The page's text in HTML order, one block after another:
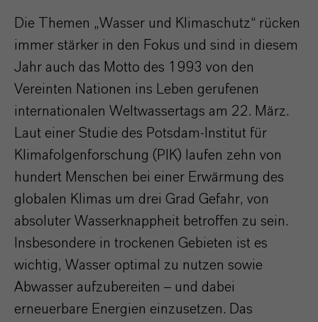
Die Themen „Wasser und Klimaschutz“ rücken
immer stärker in den Fokus und sind in diesem
Jahr auch das Motto des 1993 von den
Vereinten Nationen ins Leben gerufenen
internationalen Weltwassertags am 22. März.
Laut einer Studie des Potsdam-Institut für
Klimafolgenforschung (PIK) laufen zehn von
hundert Menschen bei einer Erwärmung des
globalen Klimas um drei Grad Gefahr, von
absoluter Wasserknappheit betroffen zu sein.
Insbesondere in trockenen Gebieten ist es
wichtig, Wasser optimal zu nutzen sowie
Abwasser aufzubereiten – und dabei
erneuerbare Energien einzusetzen. Das